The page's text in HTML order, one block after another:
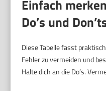
Einfach
Do’s und
Diese Tabelle fasst
Fehler zu vermeiden und
Halte dich an die Do’s.